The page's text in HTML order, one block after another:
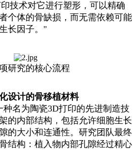
技术对它进行塑形，可以精确
个体的骨缺损，而无需依赖可能
长因子。"
研究的核心流程
设计的骨移植材料
为陶瓷3D打印的先进制造技
的内部结构，包括允许细胞生长
的大小和连通性。研究团队最终
结构：植入物内部孔隙经过精心